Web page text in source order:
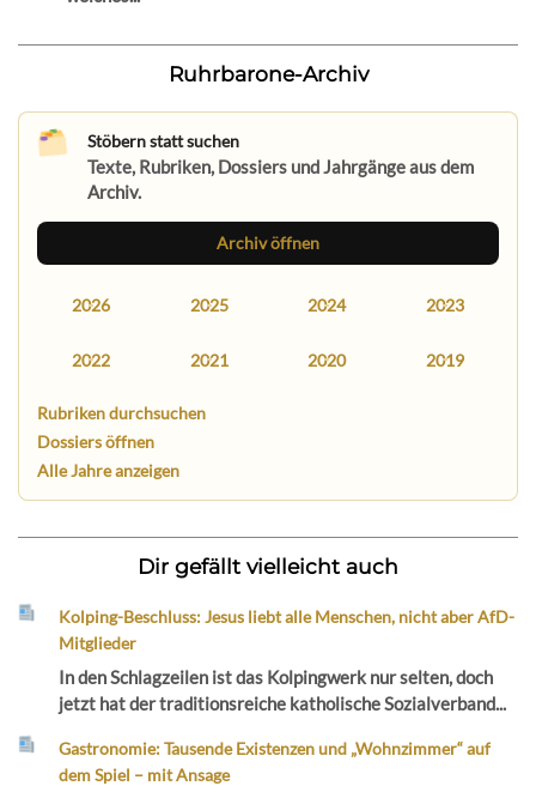
Ruhrbarone-Archiv
Stöbern statt suchen
Texte, Rubriken, Dossiers und Jahrgänge aus dem
Archiv.
Archiv öffnen
2026 2025 2024 2023
2022 2021 2020 2019
Rubriken durchsuchen
Dossiers öffnen
Alle Jahre anzeigen
Dir gefällt vielleicht auch
Kolping-Beschluss: Jesus liebt alle Menschen, nicht aber AfD-
Mitglieder
In den Schlagzeilen ist das Kolpingwerk nur selten, doch
jetzt hat der traditionsreiche katholische Sozialverband...
Gastronomie: Tausende Existenzen und „Wohnzimmer“ auf
dem Spiel – mit Ansage